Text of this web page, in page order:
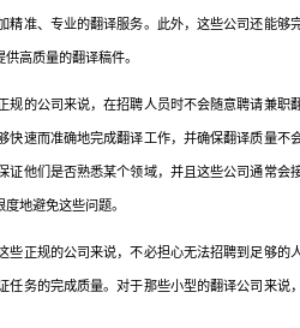
准、专业的翻译服务。此外，这些公司还能够
高质量的翻译稿件。
的公司来说，在招聘人员时不会随意聘请兼职
速而准确地完成翻译工作，并确保翻译质量不
他们是否熟悉某个领域，并且这些公司通常会
地避免这些问题。
正规的公司来说，不必担心无法招聘到足够的
务的完成质量。对于那些小型的翻译公司来说